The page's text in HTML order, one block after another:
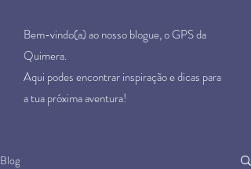
Bem-vindo(a) ao nosso blogue, o GPS da
Quimera.
Aqui podes encontrar inspiração e dicas para
a tua próxima aventura!
Blog